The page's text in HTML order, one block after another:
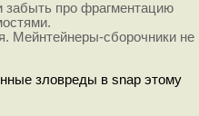
забыть про фрагментацию
Мейнтейнеры-сборочники не
зловреды в snap этому